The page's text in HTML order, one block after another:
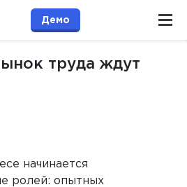
Демо
труда ждут
начинается
ролей: опытных